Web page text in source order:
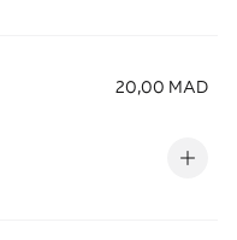
20,00 MAD